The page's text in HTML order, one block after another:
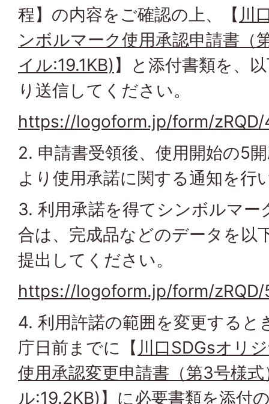
程】の内容をご確認の上、【 川
ンボルマーク使用承認申請書（
イル:19.1KB)】と添付書類を、
り送信してください。
https://logoform.jp/form/
2. 申請書受領後、使用開始の5
より使用承諾に関する通知を行
3. 利用承諾を得てシンボルマー
合は、完成品などのデータを以
提出してください。
https://logoform.jp/form/zRQD/
4. 利用許諾の範囲を変更すると
庁日前までに【 川口SDGsオリ
使用承認変更申請書（第3号様
ル:19.2KB)】に必要書類を添付